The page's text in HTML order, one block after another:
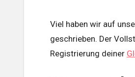
Viel haben wir auf unseren Seiten tabakerhitzer-shop.de schon über die Vorteile des Tabakgenusses mittels Glo und seiner Heat-not-Burn Technologie
geschrieben. Der
Registrierung deiner